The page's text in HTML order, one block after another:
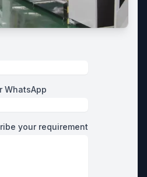
WhatsApp
your requirement